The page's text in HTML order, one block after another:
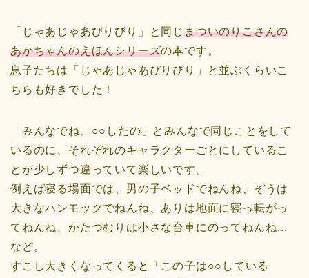
「じゃあじゃあびりびり」と同じまついのりこさんの
あかちゃんのえほんシリーズの本です。
息子たちは「じゃあじゃあびりびり」と並ぶくらいこ
ちらも好きでした！
「みんなでね、○○したの」とみんなで同じことをして
いるのに、それぞれのキャラクターごとにしているこ
とが少しずつ違っていて楽しいです。
例えば寝る場面では、男の子ベッドでねんね、ぞうは
大きなハンモックでねんね、ありは地面に寝っ転がっ
てねんね、かたつむりは小さな台車にのってねんね…
など。
すこし大きくなってくると「この子は○○している